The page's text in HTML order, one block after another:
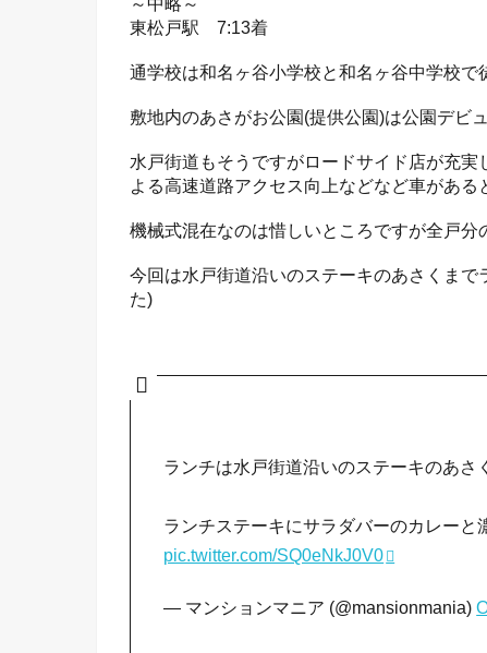
東松戸駅 7:13着
通学校は和名ヶ谷小学校と和名ヶ谷中学校で
敷地内のあさがお公園(提供公園)は公園デビ
水戸街道もそうですがロードサイド店が充
よる高速道路アクセス向上などなど車がある
機械式混在なのは惜しいところですが全戸分
今回は水戸街道沿いのステーキのあさくま
た)
ランチは水戸街道沿いのステーキのあさ
ランチステーキにサラダバーのカレーと
pic.twitter.com/SQ0eNkJ0V0
— マンションマニア (@mansionmania)